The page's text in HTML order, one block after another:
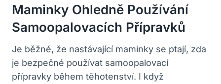
Maminky Ohledně Používání
Samoopalovacích Přípravků
Je běžné, že nastávající maminky se ptají, zda
je bezpečné používat samoopalovací
přípravky během těhotenství. I když